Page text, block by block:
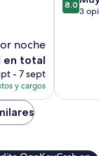
noche
en total
- 7 sept
y cargos
de
8.0
3